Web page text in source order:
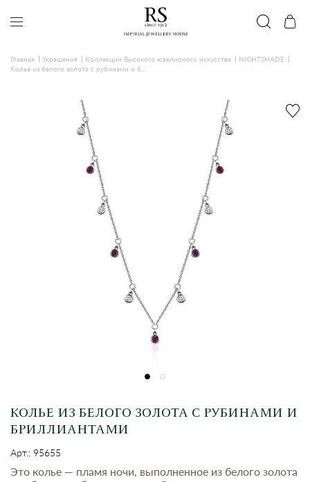
Главная Украшения Коллекции Высокого ювелирного искусства
NIGHTSHADE
Колье из белого золота с рубинами и б...
КОЛЬЕ ИЗ БЕЛОГО ЗОЛОТА С РУБИНАМИ И
БРИЛЛИАНТАМИ
Арт.: 95655
Это колье — пламя ночи, выполненное из белого золота